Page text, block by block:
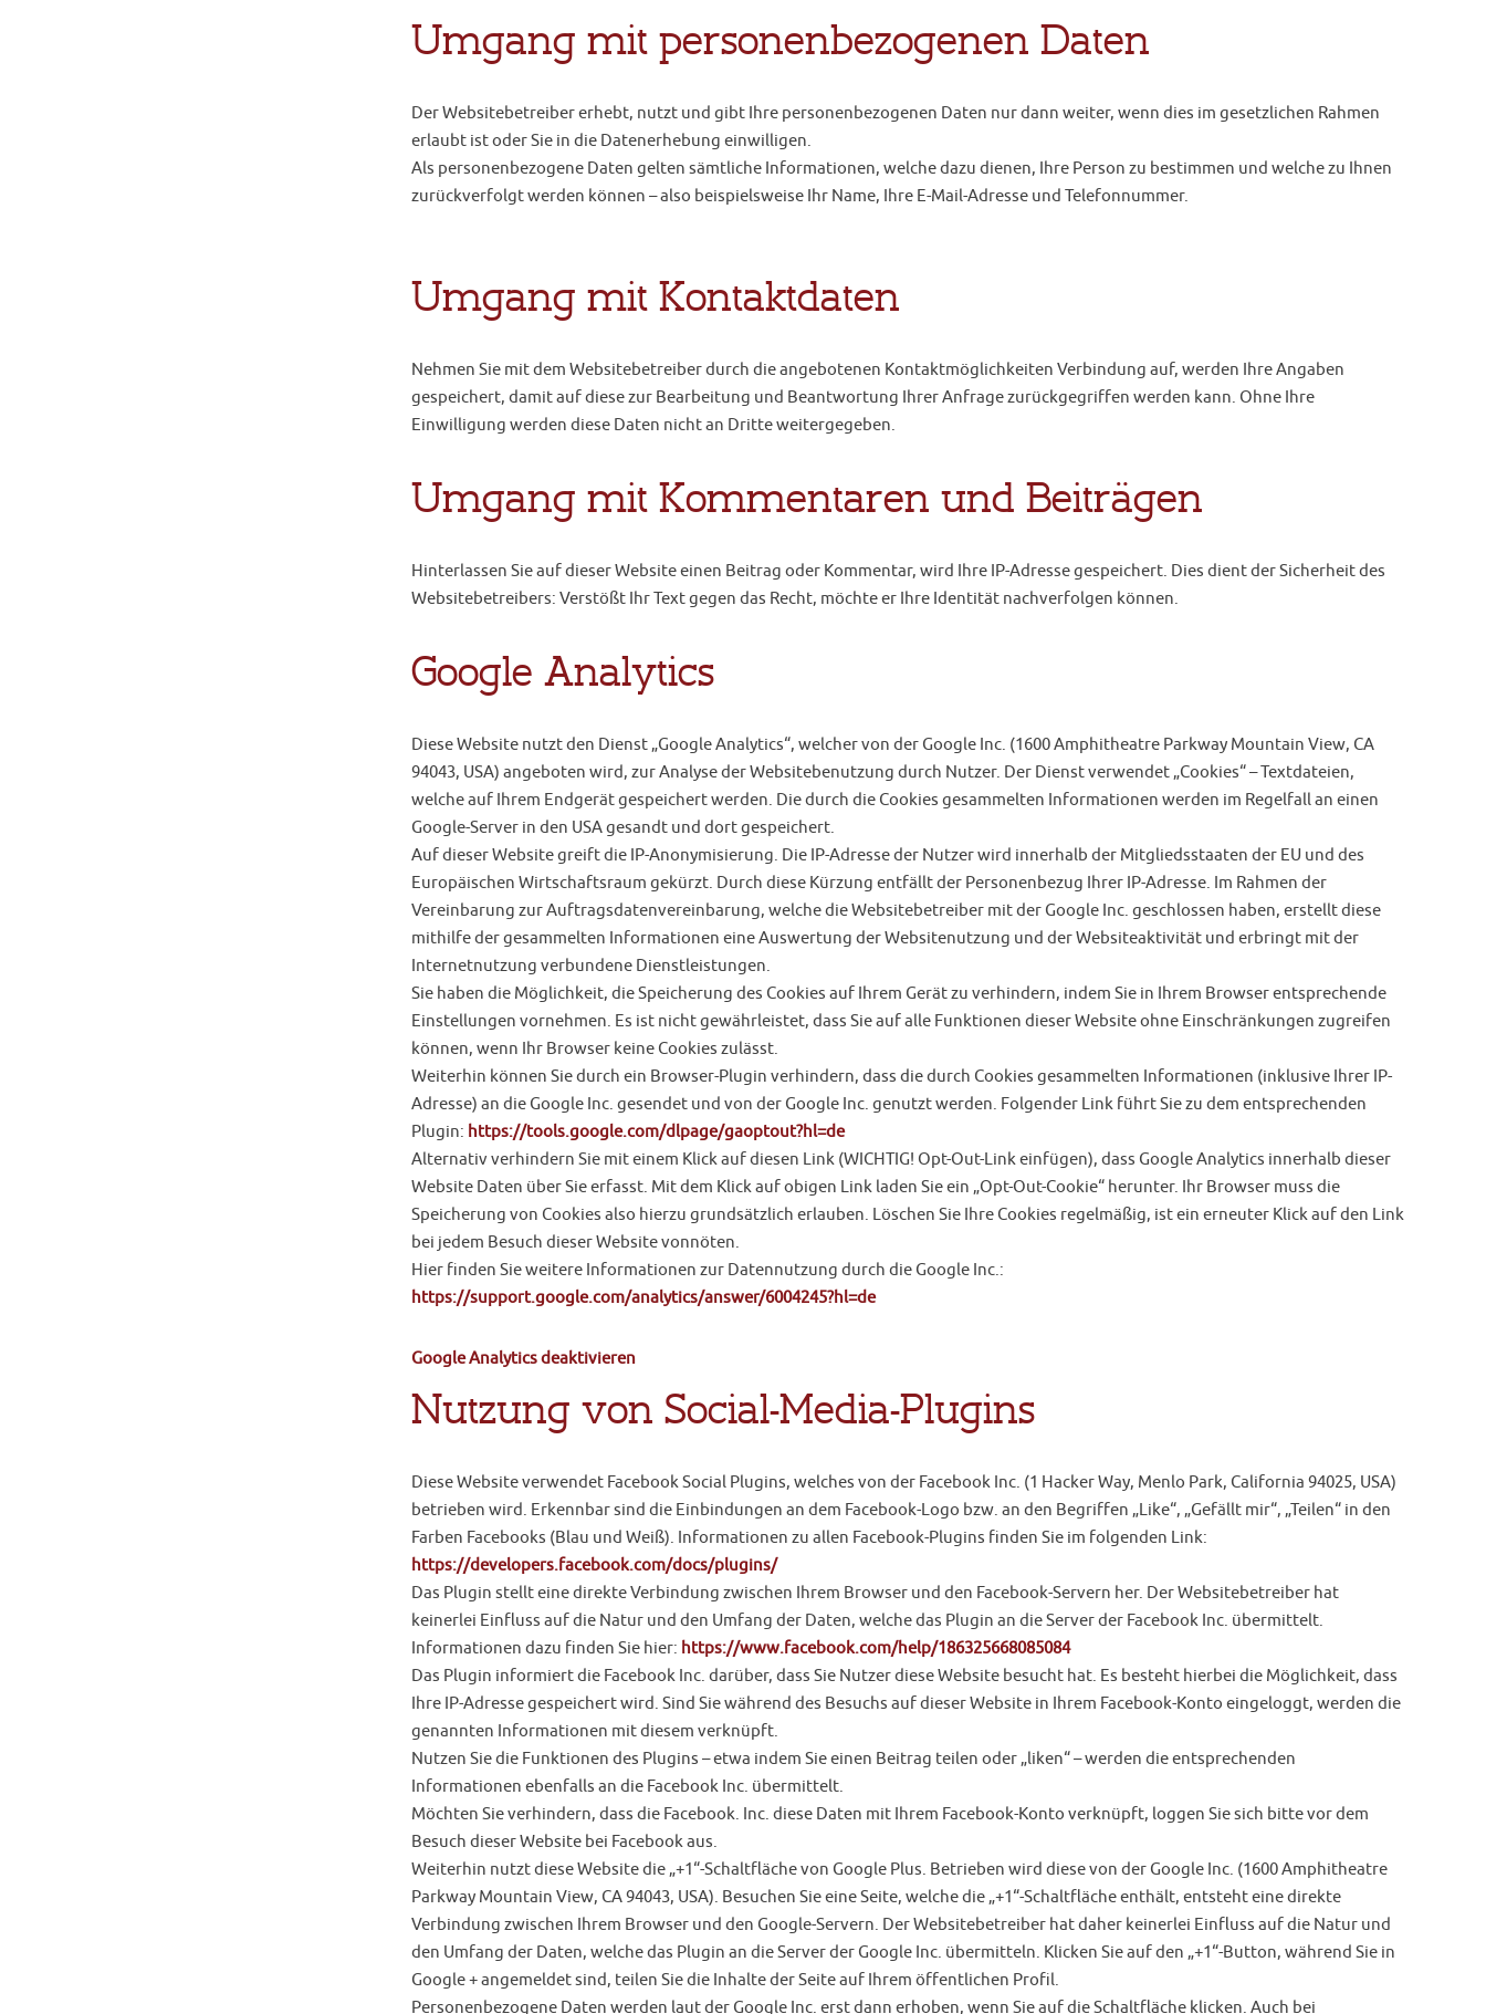
Umgang mit personenbezogenen Daten
Der Websitebetreiber erhebt, nutzt und gibt Ihre personenbezogenen Daten nur dann weiter, wenn dies im gesetzlichen Rahmen
erlaubt ist oder Sie in die Datenerhebung einwilligen.
Als personenbezogene Daten gelten sämtliche Informationen, welche dazu dienen, Ihre Person zu bestimmen und welche zu Ihnen
zurückverfolgt werden können – also beispielsweise Ihr Name, Ihre E-Mail-Adresse und Telefonnummer.
Umgang mit Kontaktdaten
Nehmen Sie mit dem Websitebetreiber durch die angebotenen Kontaktmöglichkeiten Verbindung auf, werden Ihre Angaben
gespeichert, damit auf diese zur Bearbeitung und Beantwortung Ihrer Anfrage zurückgegriffen werden kann. Ohne Ihre
Einwilligung werden diese Daten nicht an Dritte weitergegeben.
Umgang mit Kommentaren und Beiträgen
Hinterlassen Sie auf dieser Website einen Beitrag oder Kommentar, wird Ihre IP-Adresse gespeichert. Dies dient der Sicherheit des
Websitebetreibers: Verstößt Ihr Text gegen das Recht, möchte er Ihre Identität nachverfolgen können.
Google Analytics
Diese Website nutzt den Dienst „Google Analytics“, welcher von der Google Inc. (1600 Amphitheatre Parkway Mountain View, CA
94043, USA) angeboten wird, zur Analyse der Websitebenutzung durch Nutzer. Der Dienst verwendet „Cookies“ – Textdateien,
welche auf Ihrem Endgerät gespeichert werden. Die durch die Cookies gesammelten Informationen werden im Regelfall an einen
Google-Server in den USA gesandt und dort gespeichert.
Auf dieser Website greift die IP-Anonymisierung. Die IP-Adresse der Nutzer wird innerhalb der Mitgliedsstaaten der EU und des
Europäischen Wirtschaftsraum gekürzt. Durch diese Kürzung entfällt der Personenbezug Ihrer IP-Adresse. Im Rahmen der
Vereinbarung zur Auftragsdatenvereinbarung, welche die Websitebetreiber mit der Google Inc. geschlossen haben, erstellt diese
mithilfe der gesammelten Informationen eine Auswertung der Websitenutzung und der Websiteaktivität und erbringt mit der
Internetnutzung verbundene Dienstleistungen.
Sie haben die Möglichkeit, die Speicherung des Cookies auf Ihrem Gerät zu verhindern, indem Sie in Ihrem Browser entsprechende
Einstellungen vornehmen. Es ist nicht gewährleistet, dass Sie auf alle Funktionen dieser Website ohne Einschränkungen zugreifen
können, wenn Ihr Browser keine Cookies zulässt.
Weiterhin können Sie durch ein Browser-Plugin verhindern, dass die durch Cookies gesammelten Informationen (inklusive Ihrer IP-
Adresse) an die Google Inc. gesendet und von der Google Inc. genutzt werden. Folgender Link führt Sie zu dem entsprechenden
Plugin: https://tools.google.com/dlpage/gaoptout?hl=de
Alternativ verhindern Sie mit einem Klick auf diesen Link (WICHTIG! Opt-Out-Link einfügen), dass Google Analytics innerhalb dieser
Website Daten über Sie erfasst. Mit dem Klick auf obigen Link laden Sie ein „Opt-Out-Cookie“ herunter. Ihr Browser muss die
Speicherung von Cookies also hierzu grundsätzlich erlauben. Löschen Sie Ihre Cookies regelmäßig, ist ein erneuter Klick auf den Link
bei jedem Besuch dieser Website vonnöten.
Hier finden Sie weitere Informationen zur Datennutzung durch die Google Inc.:
https://support.google.com/analytics/answer/6004245?hl=de
Google Analytics deaktivieren
Nutzung von Social-Media-Plugins
Diese Website verwendet Facebook Social Plugins, welches von der Facebook Inc. (1 Hacker Way, Menlo Park, California 94025, USA)
betrieben wird. Erkennbar sind die Einbindungen an dem Facebook-Logo bzw. an den Begriffen „Like“, „Gefällt mir“, „Teilen“ in den
Farben Facebooks (Blau und Weiß). Informationen zu allen Facebook-Plugins finden Sie im folgenden Link:
https://developers.facebook.com/docs/plugins/
Das Plugin stellt eine direkte Verbindung zwischen Ihrem Browser und den Facebook-Servern her. Der Websitebetreiber hat
keinerlei Einfluss auf die Natur und den Umfang der Daten, welche das Plugin an die Server der Facebook Inc. übermittelt.
Informationen dazu finden Sie hier: https://www.facebook.com/help/186325668085084
Das Plugin informiert die Facebook Inc. darüber, dass Sie Nutzer diese Website besucht hat. Es besteht hierbei die Möglichkeit, dass
Ihre IP-Adresse gespeichert wird. Sind Sie während des Besuchs auf dieser Website in Ihrem Facebook-Konto eingeloggt, werden die
genannten Informationen mit diesem verknüpft.
Nutzen Sie die Funktionen des Plugins – etwa indem Sie einen Beitrag teilen oder „liken“ – werden die entsprechenden
Informationen ebenfalls an die Facebook Inc. übermittelt.
Möchten Sie verhindern, dass die Facebook. Inc. diese Daten mit Ihrem Facebook-Konto verknüpft, loggen Sie sich bitte vor dem
Besuch dieser Website bei Facebook aus.
Weiterhin nutzt diese Website die „+1“-Schaltfläche von Google Plus. Betrieben wird diese von der Google Inc. (1600 Amphitheatre
Parkway Mountain View, CA 94043, USA). Besuchen Sie eine Seite, welche die „+1“-Schaltfläche enthält, entsteht eine direkte
Verbindung zwischen Ihrem Browser und den Google-Servern. Der Websitebetreiber hat daher keinerlei Einfluss auf die Natur und
den Umfang der Daten, welche das Plugin an die Server der Google Inc. übermitteln. Klicken Sie auf den „+1“-Button, während Sie in
Google + angemeldet sind, teilen Sie die Inhalte der Seite auf Ihrem öffentlichen Profil.
Personenbezogene Daten werden laut der Google Inc. erst dann erhoben, wenn Sie auf die Schaltfläche klicken. Auch bei